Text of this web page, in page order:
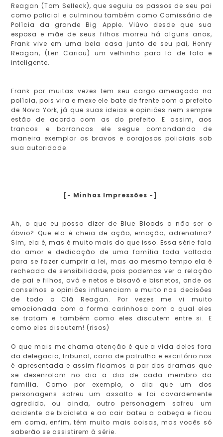
Reagan (Tom Selleck), que seguiu os passos de seu pai
como policial e culminou também como Comissário de
Polícia da grande Big Apple. Viúvo desde que sua
esposa e mãe de seus filhos morreu há alguns anos,
Frank vive em uma bela casa junto de seu pai, Henry
Reagan, (Len Cariou) um velhinho para lá de fofo e
inteligente.
Frank por muitas vezes tem seu cargo ameaçado na
polícia, pois vira e mexe ele bate de frente com o prefeito
de Nova York, já que suas ideias e opiniões nem sempre
estão de acordo com as do prefeito. E assim, aos
trancos e barrancos ele segue comandando de
maneira exemplar os bravos e corajosos policiais sob
sua autoridade.
[- Minhas Impressões -]
Ah, o que eu posso dizer de Blue Bloods a não ser o
óbvio? Que ela é cheia de ação, emoção, adrenalina?
Sim, ela é, mas é muito mais do que isso. Essa série fala
do amor e dedicação de uma família toda voltada
para se fazer cumprir a lei, mas ao mesmo tempo ela é
recheada de sensibilidade, pois podemos ver a relação
de pai e filhos, avô e netos e bisavô e bisnetos, onde os
conselhos e opiniões influenciam e muito nas decisões
de todo o Clã Reagan. Por vezes me vi muito
emocionada com a forma carinhosa com a qual eles
se tratam e também como eles discutem entre si. E
como eles discutem! (risos)
O que mais me chama atenção é que a vida deles fora
da delegacia, tribunal, carro de patrulha e escritório nos
é apresentada e assim ficamos a par dos dramas que
se desenrolam no dia a dia de cada membro da
família. Como por exemplo, o dia que um dos
personagens sofreu um assalto e foi covardemente
agredido, ou ainda, outro personagem sofreu um
acidente de bicicleta e ao cair bateu a cabeça e ficou
em coma, enfim, têm muito mais coisas, mas vocês só
saberão se assistirem à série.